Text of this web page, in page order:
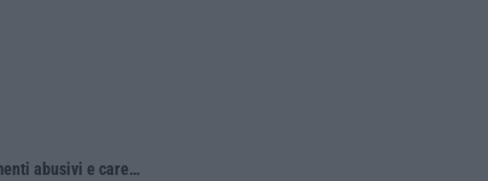
Stabilimenti balneari al setaccio della Gdf nel Crotonese: accertati ampliamenti abusivi e carenze igieniche Calabria, nasce il “Circuito